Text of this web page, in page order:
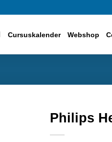
Cursuskalender Webshop
Philips